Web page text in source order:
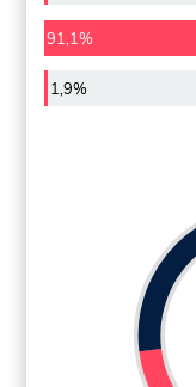
91,1%
1,9%